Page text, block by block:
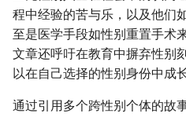
程中经验的苦与乐，以及他们
至是医学手段如性别重置手术
文章还呼吁在教育中摒弃性别
以在自己选择的性别身份中成
通过引用多个跨性别个体的故